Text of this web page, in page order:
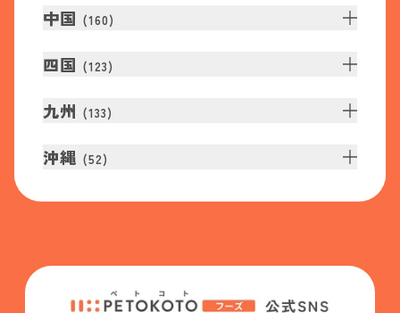
中国 (160)
四国 (123)
九州 (133)
沖縄 (52)